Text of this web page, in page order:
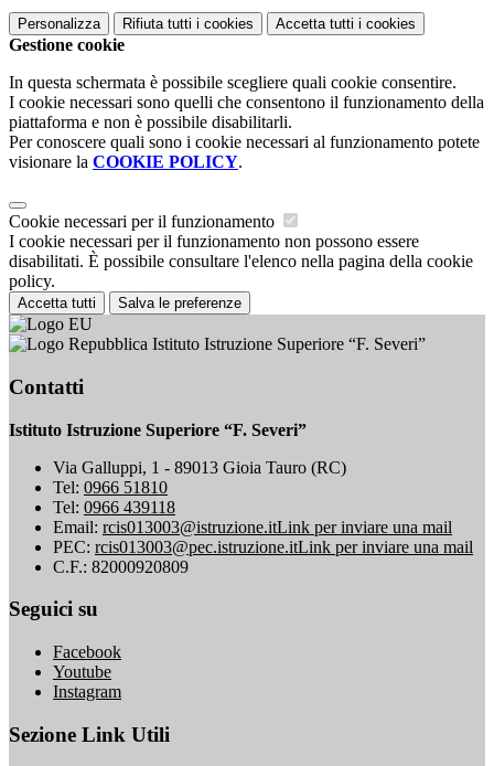
Personalizza Rifiuta tutti i cookies Accetta tutti i cookies
Gestione cookie
In questa schermata è possibile scegliere quali cookie consentire.
I cookie necessari sono quelli che consentono il funzionamento della
piattaforma e non è possibile disabilitarli.
Per conoscere quali sono i cookie necessari al funzionamento potete
visionare la COOKIE POLICY.
Cookie necessari per il funzionamento
I cookie necessari per il funzionamento non possono essere
disabilitati. È possibile consultare l'elenco nella pagina della cookie
policy.
Accetta tutti Salva le preferenze
Istituto Istruzione Superiore “F. Severi”
Contatti
Istituto Istruzione Superiore “F. Severi”
Via Galluppi, 1 - 89013 Gioia Tauro (RC)
Tel: 0966 51810
Tel: 0966 439118
Email: rcis013003@istruzione.itLink per inviare una mail
PEC: rcis013003@pec.istruzione.itLink per inviare una mail
C.F.: 82000920809
Seguici su
Facebook
Youtube
Instagram
Sezione Link Utili